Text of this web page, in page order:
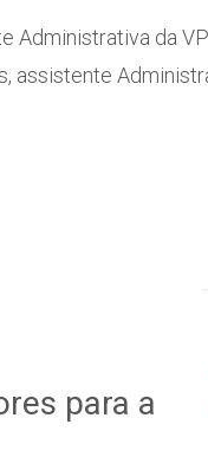
Administrativa da
assistente
para a